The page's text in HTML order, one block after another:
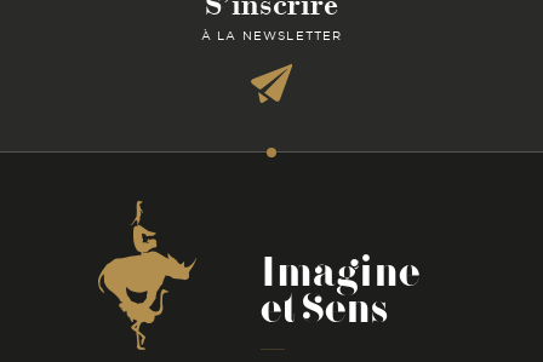
À LA NEWSLETTER
Coordonnées
Imagine
et Sens